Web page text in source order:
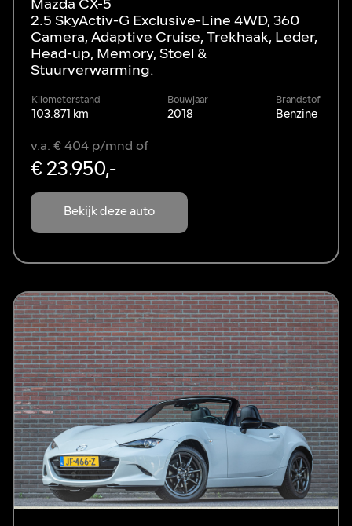
Mazda CX-5
2.5 SkyActiv-G Exclusive-Line 4WD, 360
Camera, Adaptive Cruise, Trekhaak, Leder,
Head-up, Memory, Stoel &
Stuurverwarming.
Kilometerstand
103.871 km
Bouwjaar
2018
Brandstof
Benzine
Bekijk deze auto
v.a. € 404 p/mnd of
€ 23.950,-